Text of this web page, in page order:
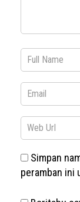
Simpan
peramban ini